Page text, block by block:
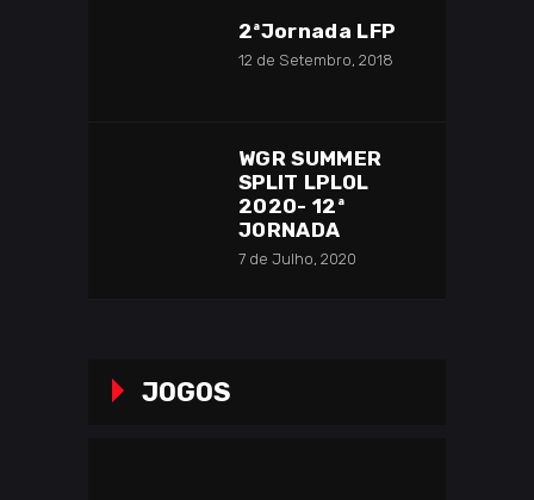
2ªJornada LFP
12 de Setembro, 2018
WGR SUMMER
SPLIT LPLOL
2020- 12ª
JORNADA
7 de Julho, 2020
JOGOS